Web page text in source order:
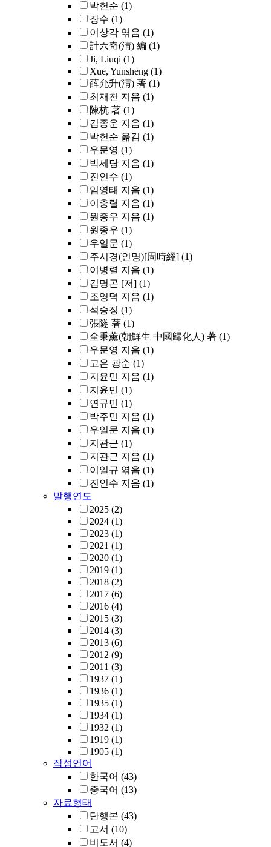
박헌순 (1)
장수 (1)
이상각 엮음 (1)
計六奇(淸) 編 (1)
Ji, Liuqi (1)
Xue, Yunsheng (1)
薛允升(淸) 著 (1)
최재천 지음 (1)
陳杭 著 (1)
김종운 지음 (1)
박헌순 옮김 (1)
우문영 (1)
박세당 지음 (1)
진인수 (1)
임영태 지음 (1)
이충렬 지음 (1)
원종우 지음 (1)
원종우 (1)
우일문 (1)
주시경(인명)[周時經] (1)
이병렬 지음 (1)
김명곤 [저] (1)
조영덕 지음 (1)
석승징 (1)
張隧 著 (1)
全秉薰(朝鮮生 中國歸化人) 著 (1)
우문영 지음 (1)
고은 광순 (1)
지윤민 지음 (1)
지윤민 (1)
연규민 (1)
박주민 지음 (1)
우일문 지음 (1)
지관근 (1)
지관근 지음 (1)
이일규 엮음 (1)
진인수 지음 (1)
발행연도
2025 (2)
2024 (1)
2023 (1)
2021 (1)
2020 (1)
2019 (1)
2018 (2)
2017 (6)
2016 (4)
2015 (3)
2014 (3)
2013 (6)
2012 (9)
2011 (3)
1937 (1)
1936 (1)
1935 (1)
1934 (1)
1932 (1)
1919 (1)
1905 (1)
작성언어
한국어 (43)
중국어 (13)
자료형태
단행본 (43)
고서 (10)
비도서 (4)